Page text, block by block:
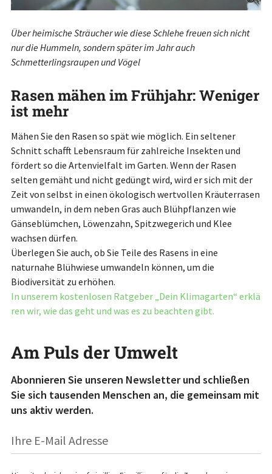
Über heimische Sträucher wie diese Schlehe freuen sich nicht
nur die Hummeln, sondern später im Jahr auch
Schmetterlingsraupen und Vögel
Rasen mähen im Frühjahr: Weniger
ist mehr
Mähen Sie den Rasen so spät wie möglich. Ein seltener
Schnitt schafft Lebensraum für zahlreiche Insekten und
fördert so die Artenvielfalt im Garten. Wenn der Rasen
selten gemäht und nicht gedüngt wird, wird er sich mit der
Zeit von selbst in einen ökologisch wertvollen Kräuterrasen
umwandeln, in dem neben Gras auch Blühpflanzen wie
Gänseblümchen, Löwenzahn, Spitzwegerich und Klee
wachsen dürfen.
Überlegen Sie auch, ob Sie Teile des Rasens in eine
naturnahe Blühwiese umwandeln können, um die
Biodiversität zu erhöhen.
In unserem kostenlosen Ratgeber „Dein Klimagarten“ erklä
ren wir, wie das geht und was es zu beachten gibt.
Am Puls der Umwelt
Abonnieren Sie unseren Newsletter und schließen
Sie sich tausenden Menschen an, die gemeinsam mit
uns aktiv werden.